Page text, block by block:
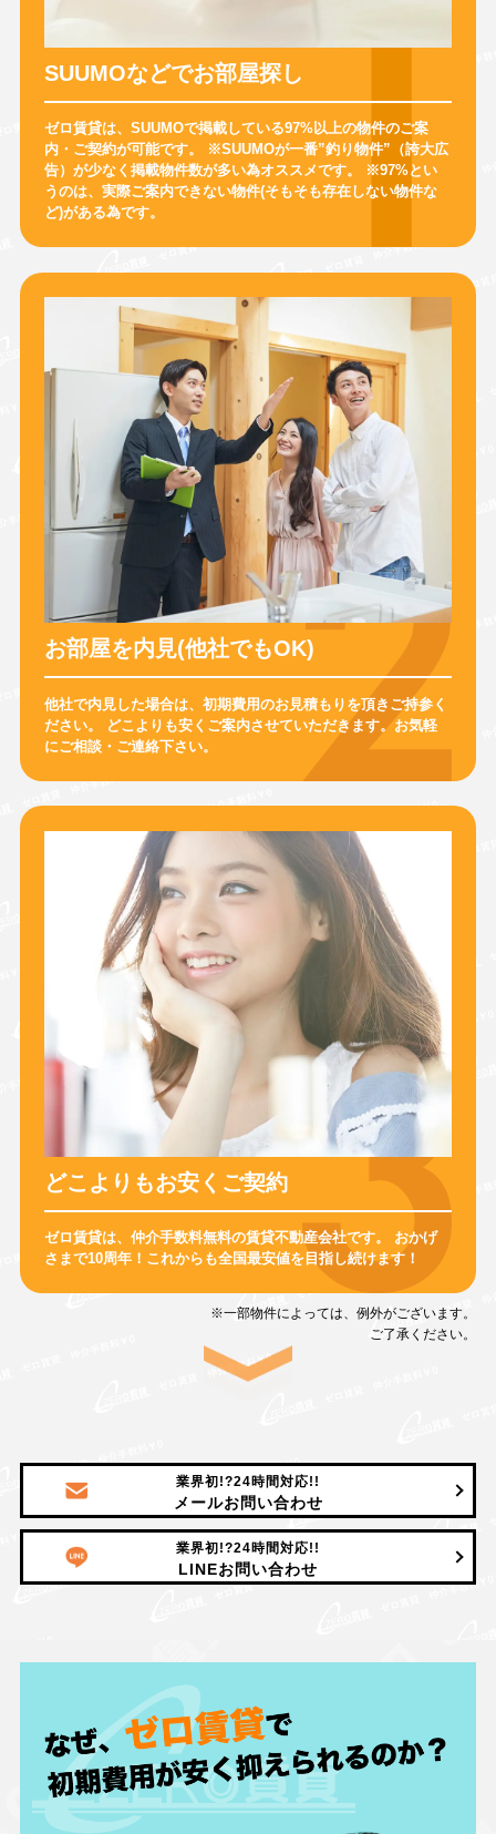
SUUMOなどでお部屋探し
ゼロ賃貸は、SUUMOで掲載している97%以上の物件のご案
内・ご契約が可能です。
※SUUMOが一番”釣り物件”（誇大広
告）が少なく掲載物件数が多い為オススメです。
※97%とい
うのは、実際ご案内できない物件(そもそも存在しない物件な
ど)がある為です。
お部屋を内見(他社でもOK)
他社で内見した場合は、初期費用のお見積もりを頂きご持参く
ださい。
どこよりも安くご案内させていただきます。お気軽
にご相談・ご連絡下さい。
どこよりもお安くご契約
ゼロ賃貸は、仲介手数料無料の賃貸不動産会社です。
おかげ
さまで10周年！ これからも全国最安値を目指し続けます！
※一部物件によっては、例外がございます。
ご了承ください。
業界初!?24時間対応!!
メールお問い合わせ
業界初!?24時間対応!!
LINEお問い合わせ